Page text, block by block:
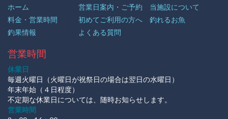
ホーム 営業日案内・ご予約
当施設について
料金・営業時間
初めてご利用の方へ
釣れるお魚
釣果情報
よくある質問
営業時間
休業日
毎週火曜日（火曜日が祝祭日の場合は翌日の水曜日）
年末年始（４日程度）
不定期な休業日については、随時お知らせします。
営業時間